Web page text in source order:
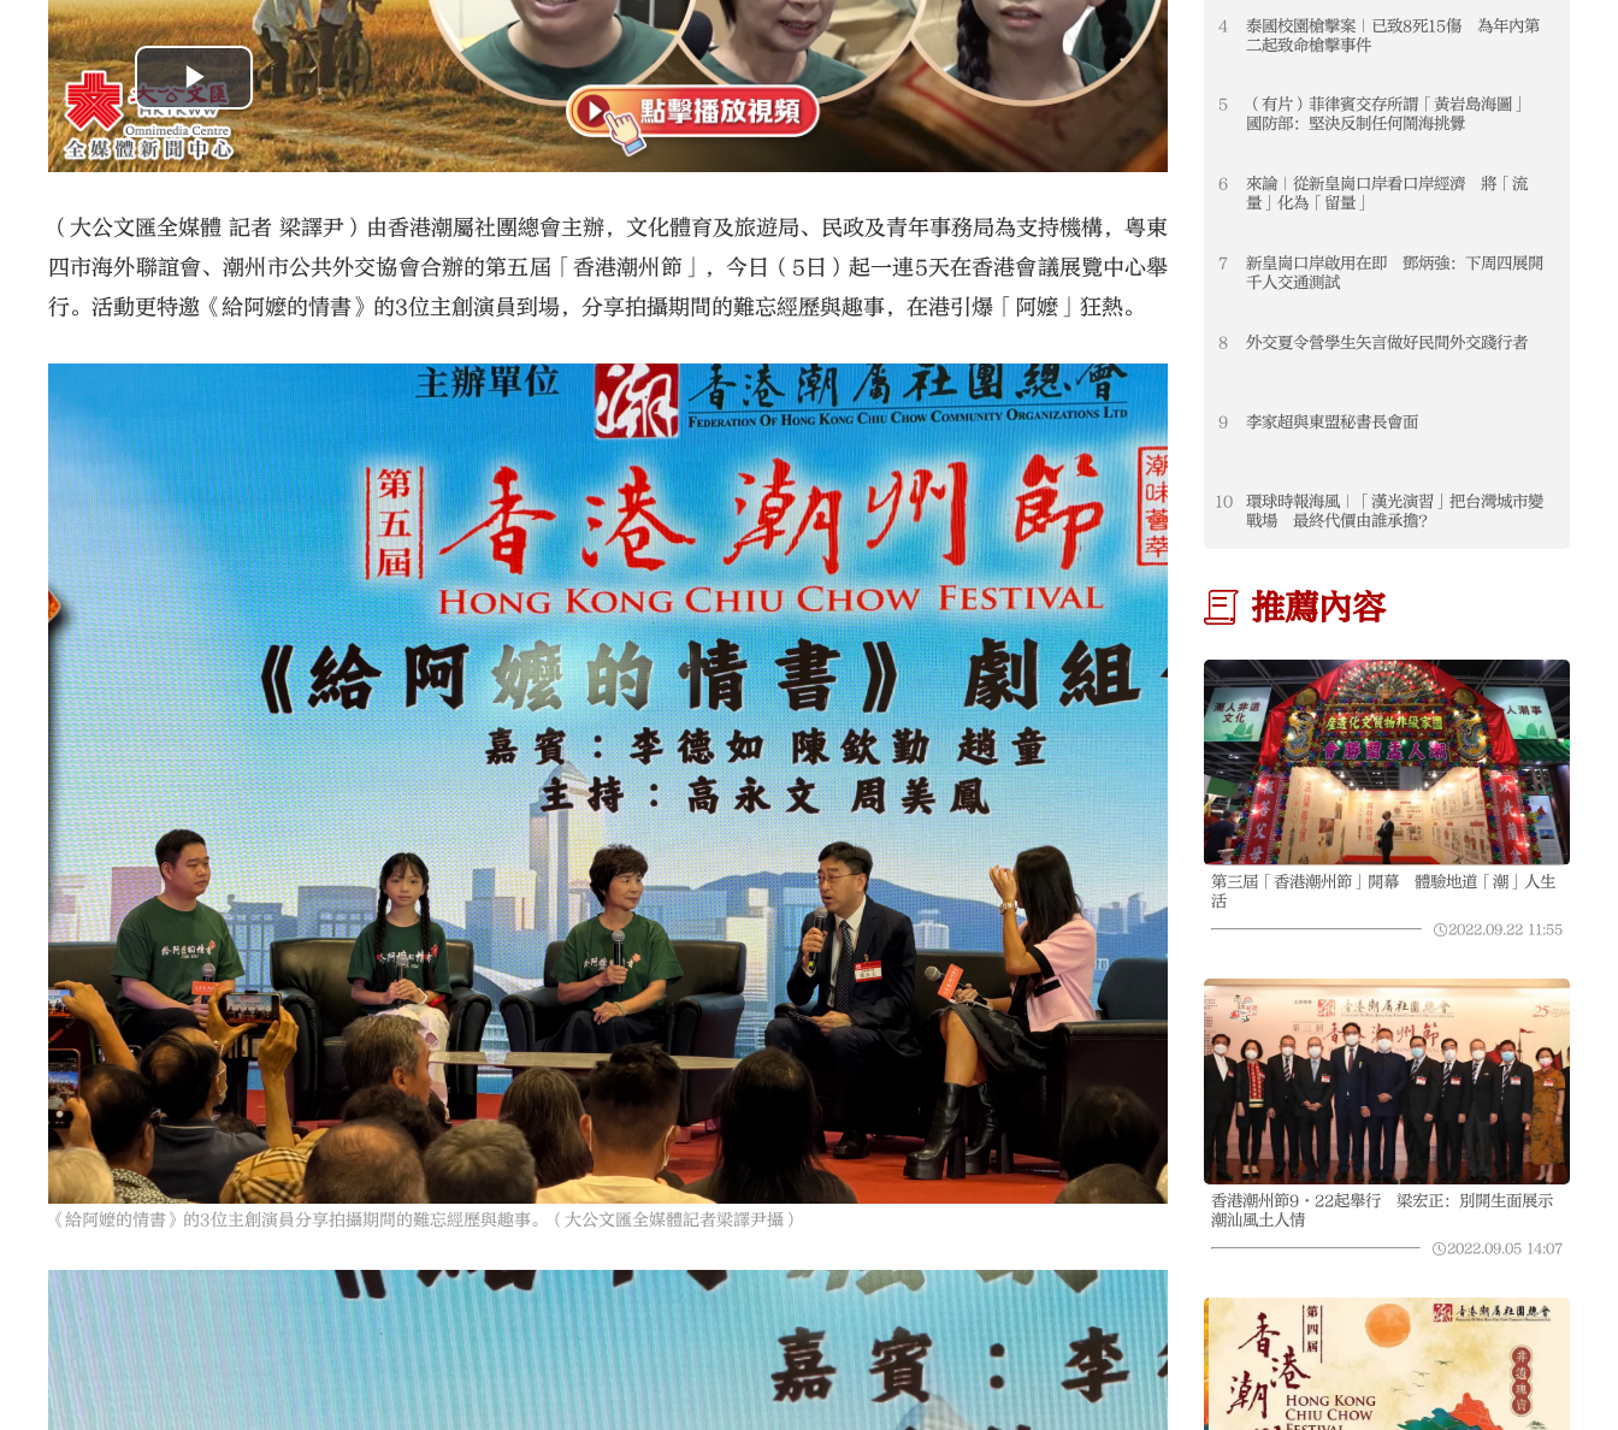
（大公文匯全媒體 記者 梁譯尹）由香港潮屬社團總會主辦，文化體育及旅遊局、民政及青年事務局為支持機構，粵東
四市海外聯誼會、潮州市公共外交協會合辦的第五屆「香港潮州節」，今日（5日）起一連5天在香港會議展覽中心舉
行。活動更特邀《給阿嬤的情書》的3位主創演員到場，分享拍攝期間的難忘經歷與趣事，在港引爆「阿嬤」狂熱。
《給阿嬤的情書》的3位主創演員分享拍攝期間的難忘經歷與趣事。（大公文匯全媒體記者梁譯尹攝）
4
泰國校園槍擊案｜已致8死15傷 為年內第
二起致命槍擊事件
5
（有片）菲律賓交存所謂「黃岩島海圖」
國防部：堅決反制任何鬧海挑釁
6
來論｜從新皇崗口岸看口岸經濟 將「流
量」化為「留量」
7
新皇崗口岸啟用在即 鄧炳強：下周四展開
千人交通測試
8 外交夏令營學生矢言做好民間外交踐行者
9 李家超與東盟秘書長會面
10
環球時報海風｜「漢光演習」把台灣城市變
戰場 最終代價由誰承擔？
推薦內容
第三屆「香港潮州節」開幕 體驗地道「潮」人生
活
2022.09.22 11:55
香港潮州節9·22起舉行 梁宏正：別開生面展示
潮汕風土人情
2022.09.05 14:07